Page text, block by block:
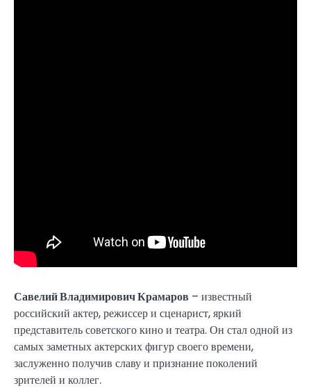
Савелий Владимирович Крамаров – известный
российский актер, режиссер и сценарист, яркий
представитель советского кино и театра. Он стал одной из
самых заметных актерских фигур своего времени,
заслуженно получив славу и признание поколений
зрителей и коллег.